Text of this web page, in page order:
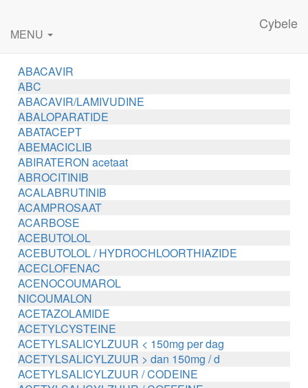
Cybele
MENU
ABACAVIR
ABC
ABACAVIR/LAMIVUDINE
ABALOPARATIDE
ABATACEPT
ABEMACICLIB
ABIRATERON acetaat
ABROCITINIB
ACALABRUTINIB
ACAMPROSAAT
ACARBOSE
ACEBUTOLOL
ACEBUTOLOL / HYDROCHLOORTHIAZIDE
ACECLOFENAC
ACENOCOUMAROL
NICOUMALON
ACETAZOLAMIDE
ACETYLCYSTEINE
ACETYLSALICYLZUUR < 150mg per dag
ACETYLSALICYLZUUR > dan 150mg / d
ACETYLSALICYLZUUR / CODEINE